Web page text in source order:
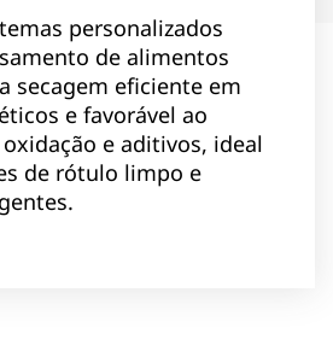
personalizados
de alimentos
secagem eficiente em
e favorável ao
e aditivos, ideal
de rótulo limpo e